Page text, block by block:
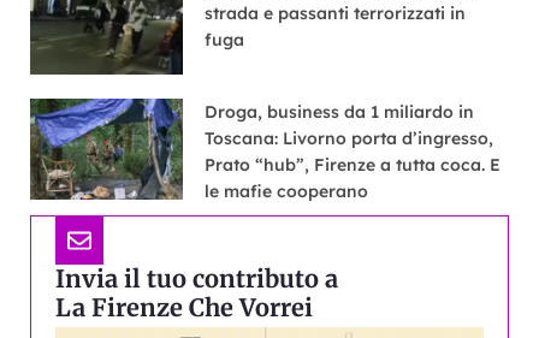
strada e passanti terrorizzati in
fuga
Droga, business da 1 miliardo in
Toscana: Livorno porta d’ingresso,
Prato “hub”, Firenze a tutta coca. E
le mafie cooperano
Invia il tuo contributo a
La Firenze Che Vorrei